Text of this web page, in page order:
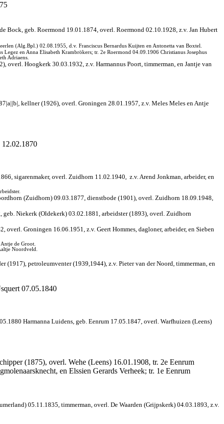
Bock, geb. Roermond 19.01.1874, overl. Roermond 02.10.1928, z.v. Jan Hubert
(Alg.Bpl.) 02.08.1955, d.v. Franciscus Bernardus Kuijten en Antonetta van Boxtel.
en Anna Elisabeth Krambrökers; tr. 2e Roermond 04.09.1906 Christianus Josephus
Adriaens.
overl. Hoogkerk 30.03.1932, z.v. Harmannus Poort, timmerman, en Jantje van
kellner (1926), overl. Groningen 28.01.1957, z.v. Meles Meles en Antje
sigarenmaker, overl. Zuidhorn 11.02.1940, z.v. Arend Jonkman, arbeider, en
(Zuidhorn) 09.03.1877, dienstbode (1901), overl. Zuidhorn 18.09.1948,
Niekerk (Oldekerk) 03.02.1881, arbeidster (1893), overl. Zuidhorn
Groningen 16.06.1951, z.v. Geert Hommes, dagloner, arbeider, en Sieben
de Groot.
Noordveld.
petroleumventer (1939,1944), z.v. Pieter van der Noord, timmerman, en
07.05.1840
Harmanna Luidens, geb. Eenrum 17.05.1847, overl. Warfhuizen (Leens)
(1875), overl. Wehe (Leens) 16.01.1908, tr. 2e Eenrum
en Elssien Gerards Verheek; tr. 1e Eenrum
05.11.1835, timmerman, overl. De Waarden (Grijpskerk) 04.03.1893, z.v.